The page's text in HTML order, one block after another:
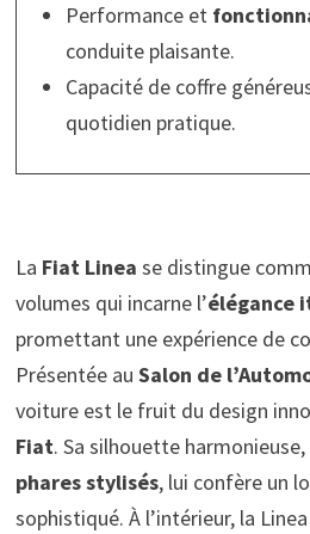
Performance et
conduite plaisante.
Capacité de coffre
quotidien pratique.
La Fiat Linea se distingue
volumes qui incarne l’élégance
promettant une expérience de
Présentée au Salon de
voiture est le fruit du design
Fiat. Sa silhouette
phares stylisés, lui confère un
sophistiqué. À l’intérieur, la